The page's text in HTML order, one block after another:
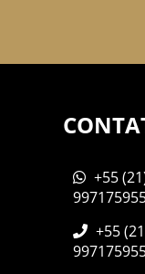
+55
+55